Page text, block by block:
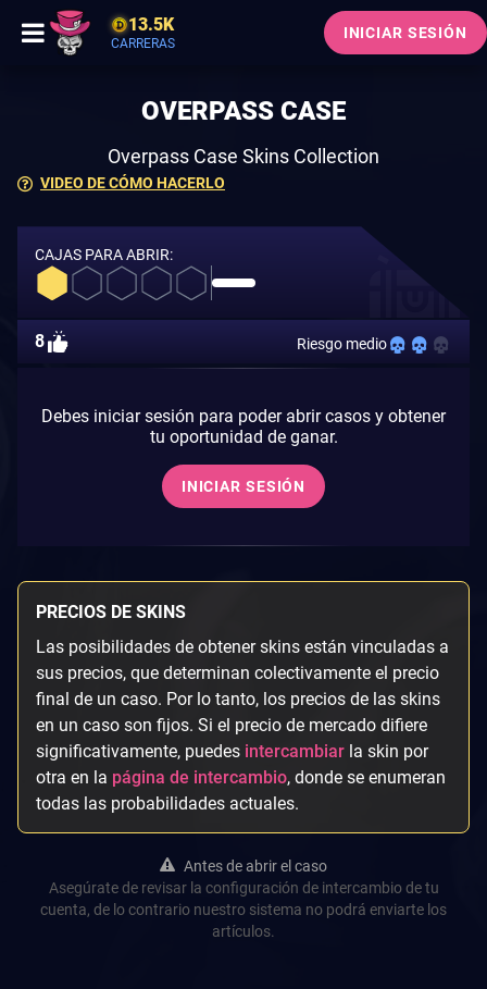
13.5K
CARRERAS
INICIAR SESIÓN
VIDEO DE CÓMO HACERLO
OVERPASS CASE
Overpass Case Skins Collection
CAJAS PARA ABRIR:
8 Riesgo medio
Debes iniciar sesión para poder abrir casos y obtener
tu oportunidad de ganar.
INICIAR SESIÓN
PRECIOS DE SKINS
Las posibilidades de obtener skins están vinculadas a
sus precios, que determinan colectivamente el precio
final de un caso. Por lo tanto, los precios de las skins
en un caso son fijos. Si el precio de mercado difiere
significativamente, puedes intercambiar la skin por
otra en la página de intercambio, donde se enumeran
todas las probabilidades actuales.
Antes de abrir el caso
Asegúrate de revisar la configuración de intercambio de tu
cuenta, de lo contrario nuestro sistema no podrá enviarte los
artículos.